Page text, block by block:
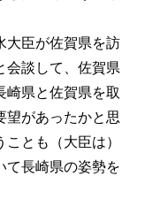
大臣が佐賀県を訪
会談して、佐賀県
崎県と佐賀県を取
望があったかと思
とも（大臣は）
て長崎県の姿勢を